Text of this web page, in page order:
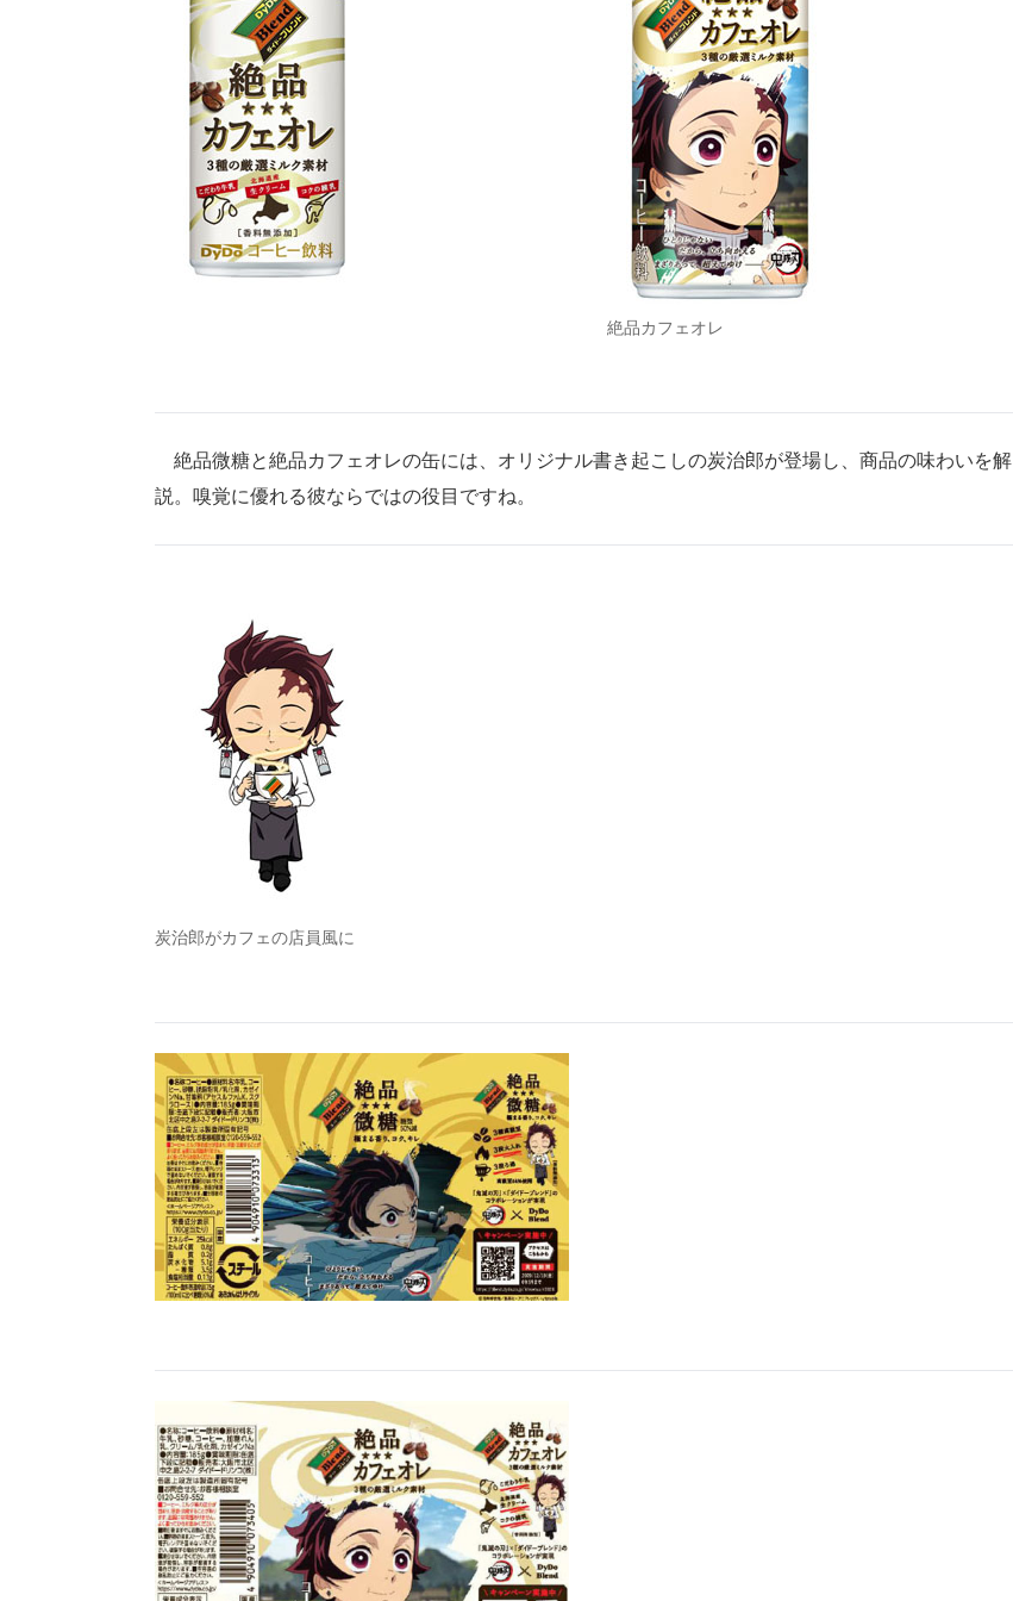
絶品カフェオレ
絶品微糖と絶品カフェオレの缶には、オリジナル書き起こしの炭治郎が登場し、商品の味わいを解
説。嗅覚に優れる彼ならではの役目ですね。
炭治郎がカフェの店員風に